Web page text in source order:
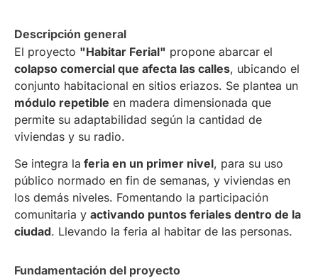
Descripción general
El proyecto "Habitar Ferial" propone abarcar el
colapso comercial que afecta las calles, ubicando el
conjunto habitacional en sitios eriazos. Se plantea un
módulo repetible en madera dimensionada que
permite su adaptabilidad según la cantidad de
viviendas y su radio.
Se integra la feria en un primer nivel, para su uso
público normado en fin de semanas, y viviendas en
los demás niveles. Fomentando la participación
comunitaria y activando puntos feriales dentro de la
ciudad. Llevando la feria al habitar de las personas.
Fundamentación del proyecto